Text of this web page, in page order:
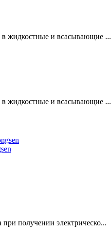
в жидкостные и всасывающие ...
в жидкостные и всасывающие ...
получении электрическо...